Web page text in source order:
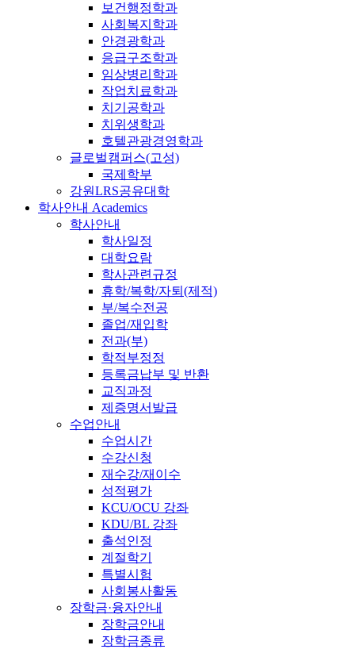
보건행정학과
사회복지학과
안경광학과
응급구조학과
임상병리학과
작업치료학과
치기공학과
치위생학과
호텔관광경영학과
글로벌캠퍼스(고성)
국제학부
강원LRS공유대학
학사안내 Academics
학사안내
학사일정
대학요람
학사관련규정
휴학/복학/자퇴(제적)
부/복수전공
졸업/재입학
전과(부)
학적부정정
등록금납부 및 반환
교직과정
제증명서발급
수업안내
수업시간
수강신청
재수강/재이수
성적평가
KCU/OCU 강좌
KDU/BL 강좌
출석인정
계절학기
특별시험
사회봉사활동
장학금·융자안내
장학금안내
장학금종류